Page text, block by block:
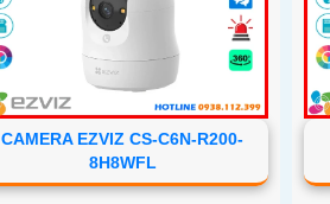
CAMERA EZVIZ CS-C6N-R200-
8H8WFL